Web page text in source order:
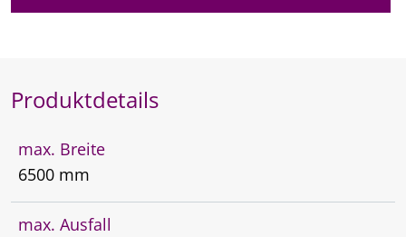
Produktdetails
max. Breite
6500 mm
max. Ausfall